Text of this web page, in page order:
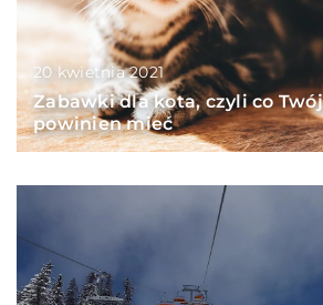
20 kwietnia 2021
Zabawki dla kota, czyli co
powinien mieć